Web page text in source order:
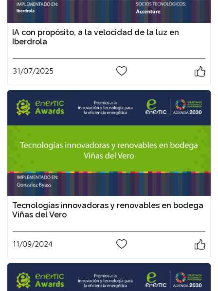
IA con propósito, a la velocidad de la luz en
Iberdrola
31/07/2025
Tecnologías innovadoras y renovables en bodega
Viñas del Vero
11/09/2024